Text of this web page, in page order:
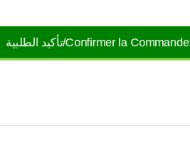
Confirmer la Commande/تأكيد الطلبية